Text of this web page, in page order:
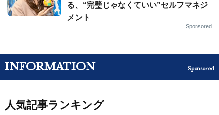
る、“完璧じゃなくていい”セルフマネジ
メント
Sponsored
INFORMATION Sponsored
人気記事ランキング